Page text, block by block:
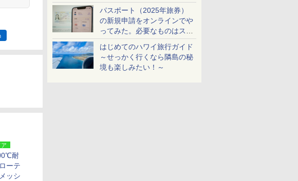
配・来場前に必要な準備は？
パスポート（2025年旅券）
の新規申請をオンラインでや
ってみた。必要なものはスマ
ホとマイナカードのみ
はじめてのハワイ旅行ガイド
～せっかく行くなら隣島の秘
境も楽しみたい！～
耐
ーテ
ッシ